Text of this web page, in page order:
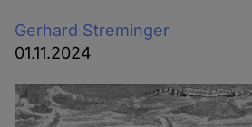
Gerhard Streminger
01.11.2024